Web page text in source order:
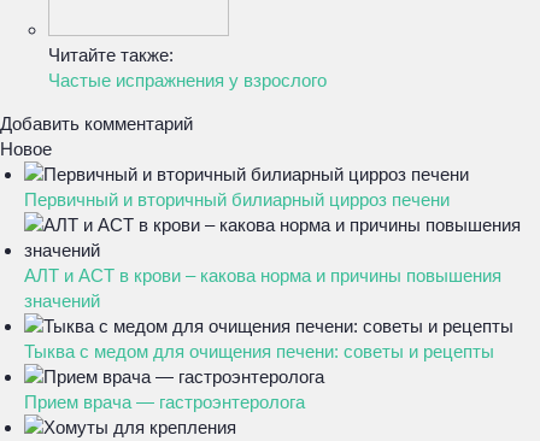
Читайте также:
Частые испражнения у взрослого
Добавить комментарий
Новое
Первичный и вторичный билиарный цирроз печени
АЛТ и АСТ в крови – какова норма и причины повышения
значений
Тыква с медом для очищения печени: советы и рецепты
Прием врача — гастроэнтеролога